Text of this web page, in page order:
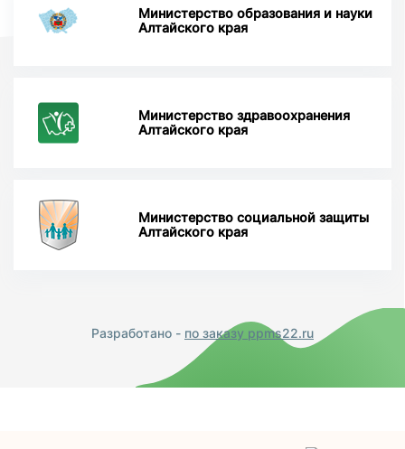
Министерство образования и науки
Алтайского края
Министерство здравоохранения
Алтайского края
Министерство социальной защиты
Алтайского края
Разработано - по заказу ppms22.ru